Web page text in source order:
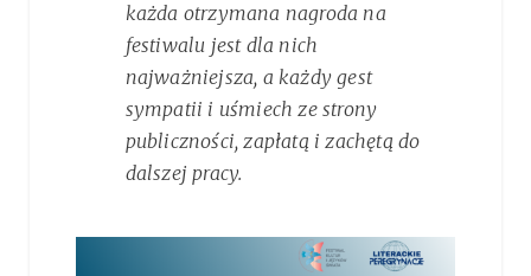
każda otrzymana nagroda na
festiwalu jest dla nich
najważniejsza, a każdy gest
sympatii i uśmiech ze strony
publiczności, zapłatą i zachętą do
dalszej pracy.